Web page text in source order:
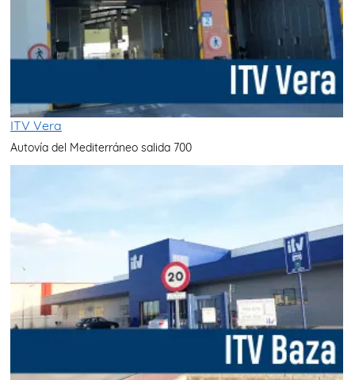
ITV Vera
Autovía del Mediterráneo salida 700